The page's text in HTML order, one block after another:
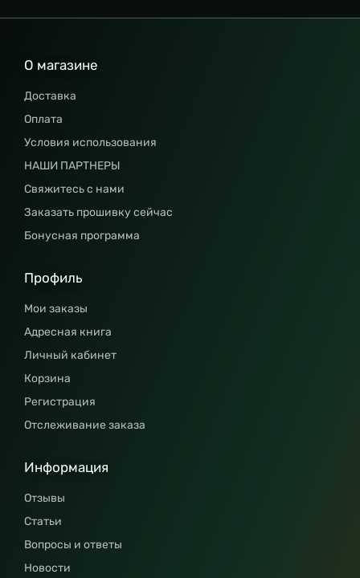
О магазине
Доставка
Оплата
Условия использования
НАШИ ПАРТНЕРЫ
Свяжитесь с нами
Заказать прошивку сейчас
Бонусная программа
Профиль
Мои заказы
Адресная книга
Личный кабинет
Корзина
Регистрация
Отслеживание заказа
Информация
Отзывы
Статьи
Вопросы и ответы
Новости